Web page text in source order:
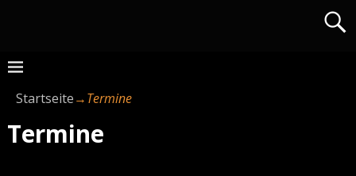
Startseite→Termine
Termine